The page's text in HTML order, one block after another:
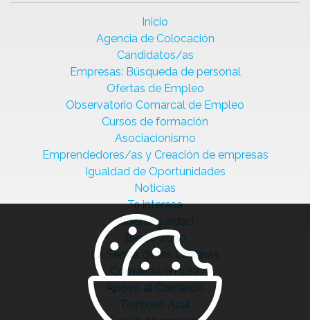
Inicio
Agencia de Colocación
Candidatos/as
Empresas: Búsqueda de personal
Ofertas de Empleo
Observatorio Comarcal de Empleo
Cursos de formación
Asociacionismo
Emprendedores/as y Creación de empresas
Igualdad de Oportunidades
Noticias
Te interesa
Ciberseguridad
Bierzo 2030
La Senda de las Cantinas
Comanda en ruta
Apoyo al Comercio
Territorio Azul